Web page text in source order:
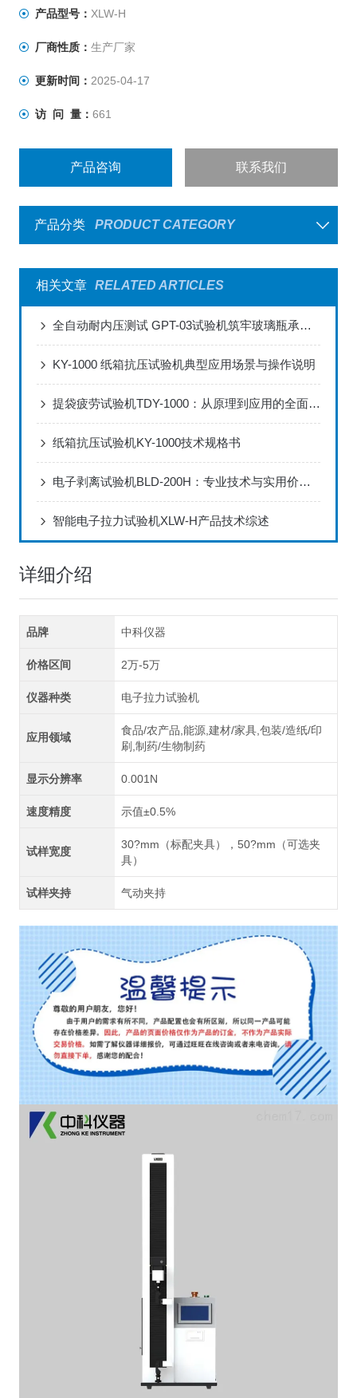
封、粘合、穿刺力、开启力、低速解卷力、拔开力等性能
产品型号： XLW-H
厂商性质： 生产厂家
更新时间： 2025-04-17
访 问 量： 661
产品咨询 联系我们
产品分类 PRODUCT CATEGORY
相关文章 RELATED ARTICLES
全自动耐内压测试 GPT-03试验机筑牢玻璃瓶承压防线
KY-1000 纸箱抗压试验机典型应用场景与操作说明
提袋疲劳试验机TDY-1000：从原理到应用的全面解读
纸箱抗压试验机KY-1000技术规格书
电子剥离试验机BLD-200H：专业技术与实用价值的深度结合
智能电子拉力试验机XLW-H产品技术综述
详细介绍
品牌 中科仪器
价格区间 2万-5万
仪器种类 电子拉力试验机
应用领域
食品/农产品,能源,建材/家具,包装/造纸/印
刷,制药/生物制药
显示分辨率 0.001N
速度精度 示值±0.5%
试样宽度
30?mm（标配夹具），50?mm（可选夹
具）
试样夹持 气动夹持